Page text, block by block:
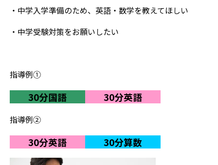
・中学入学準備のため、英語・数学を教えてほしい
・中学受験対策をお願いしたい
指導例①
30分国語 30分英語
指導例②
30分英語 30分算数